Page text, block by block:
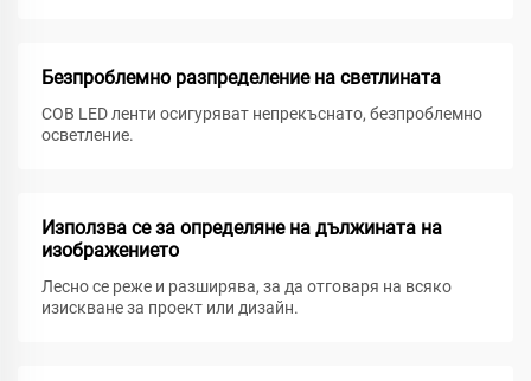
Безпроблемно разпределение на светлината
COB LED ленти осигуряват непрекъснато, безпроблемно
осветление.
Използва се за определяне на дължината на
изображението
Лесно се реже и разширява, за да отговаря на всяко
изискване за проект или дизайн.